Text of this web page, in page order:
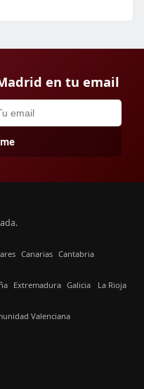
en tu email
Canarias Cantabria
Extremadura Galicia La Rioja
Valenciana